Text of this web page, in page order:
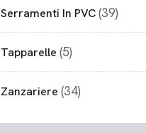
Serramenti In PVC(39)
Tapparelle (5)
Zanzariere (34)